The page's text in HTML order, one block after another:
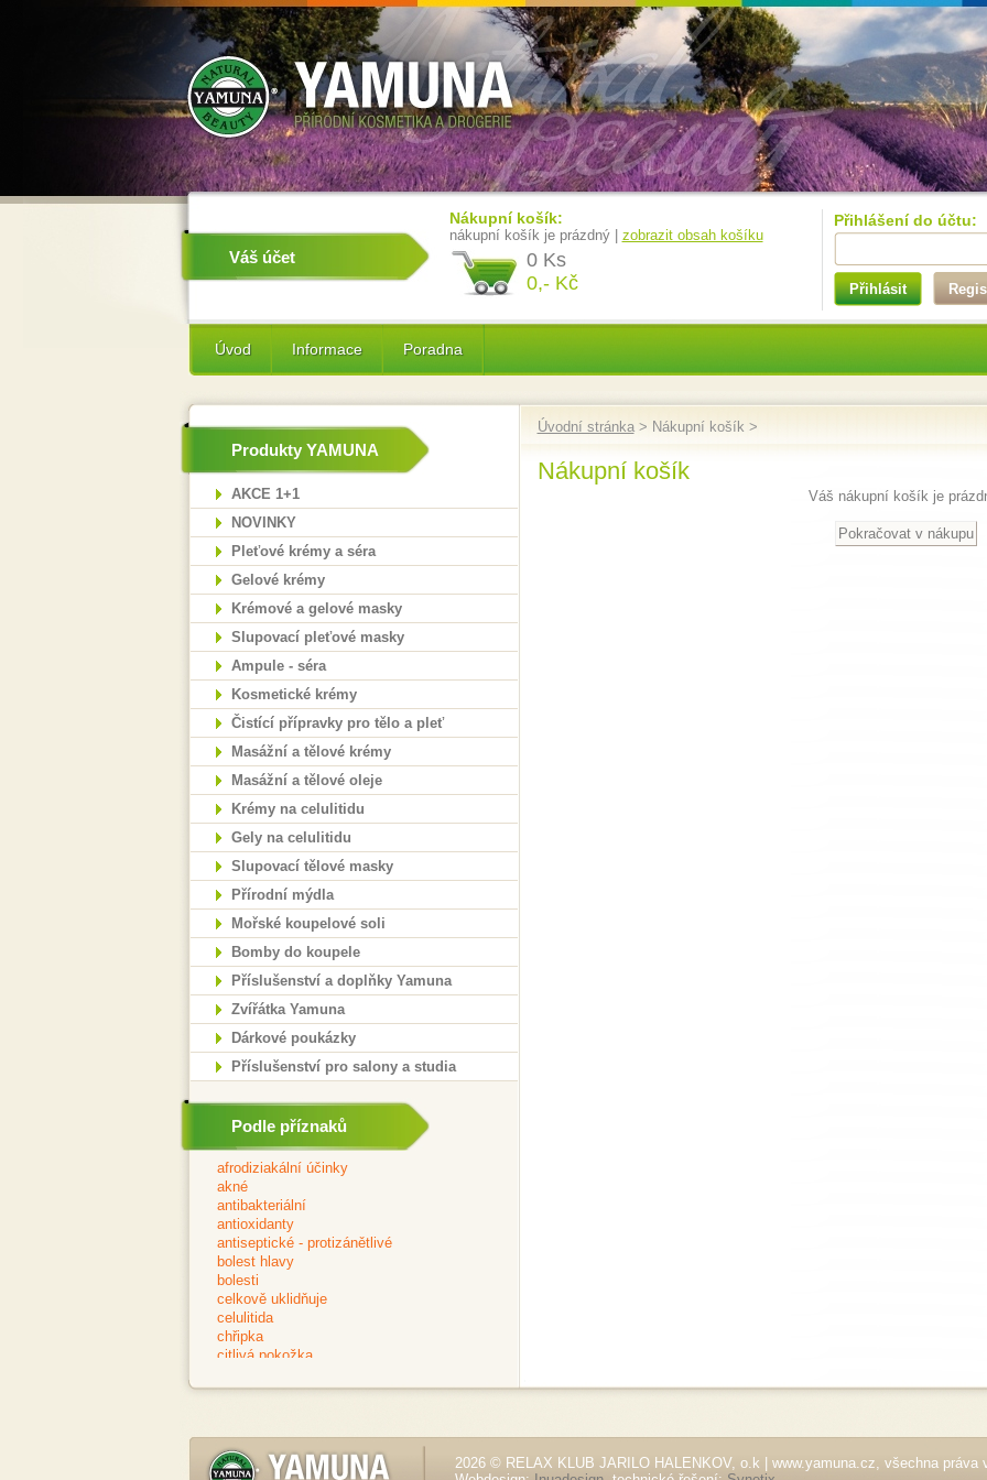
Přihlášení do účtu:
Přihlásit
Váš účet
Nákupní košík:
nákupní košík je prázdný | zobrazit obsah košíku
0 Ks
0,- Kč
Úvod Informace Poradna
Produkty YAMUNA
AKCE 1+1
NOVINKY
Pleťové krémy a séra
Gelové krémy
Krémové a gelové masky
Slupovací pleťové masky
Ampule - séra
Kosmetické krémy
Čistící přípravky pro tělo a pleť
Masážní a tělové krémy
Masážní a tělové oleje
Krémy na celulitidu
Gely na celulitidu
Slupovací tělové masky
Přírodní mýdla
Mořské koupelové soli
Bomby do koupele
Příslušenství a doplňky Yamuna
Zvířátka Yamuna
Dárkové poukázky
Příslušenství pro salony a studia
Podle příznaků
Úvodní stránka> Nákupní košík >
Nákupní košík
Váš nákupní košík je
2026 © RELAX KLUB JARILO HALENKOV, o.k | www.yamuna.cz, všechna práva